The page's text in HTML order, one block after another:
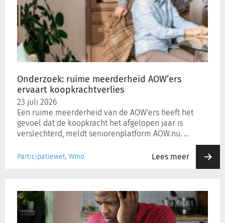
Onderzoek: ruime meerderheid AOW’ers
ervaart koopkrachtverlies
23 juli 2026
Een ruime meerderheid van de AOW'ers heeft het
gevoel dat de koopkracht het afgelopen jaar is
verslechterd, meldt seniorenplatform AOW.nu. …
Participatiewet, Wmo Lees meer
meerderheid
AOW’ers
ervaart
koopkrachtverlies
gelijk
gebleven,
huishoudens